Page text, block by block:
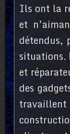
Ils ont la
et
détendus,
situations.
et
des
travaillent